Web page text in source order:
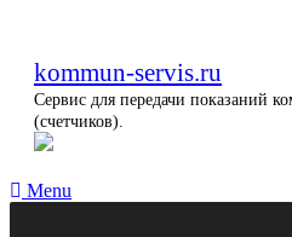
kommun-servis.ru
Сервис для передачи показаний
(счетчиков).
Menu